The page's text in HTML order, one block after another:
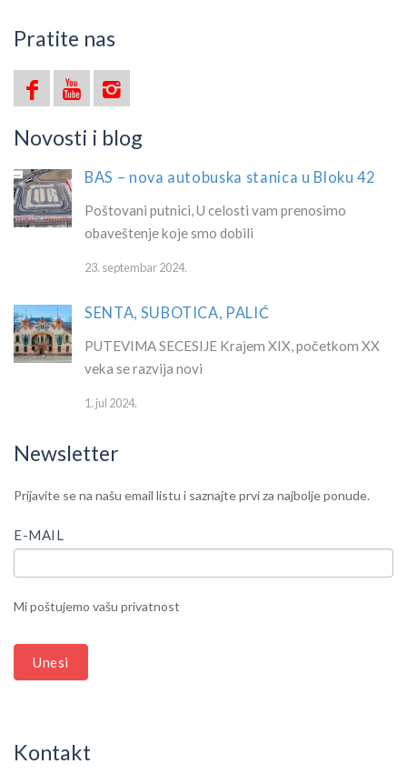
Pratite nas
Novosti i blog
BAS – nova autobuska stanica u Bloku 42
Poštovani putnici, U celosti vam prenosimo
obaveštenje koje smo dobili
23. septembar 2024.
SENTA, SUBOTICA, PALIĆ
PUTEVIMA SECESIJE Krajem XIX, početkom XX
veka se razvija novi
1. jul 2024.
Newsletter
Newsletter
Prijavite se na našu email listu i saznajte prvi za najbolje ponude.
E-MAIL
Mi poštujemo vašu privatnost
Unesi
IF
ARE
HUMAN,
FIELD
Kontakt